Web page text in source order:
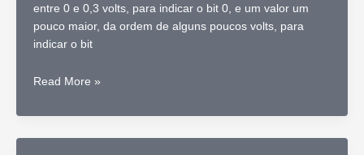
entre 0 e 0,3 volts, para indicar o bit 0, e um valor um
pouco maior, da ordem de alguns poucos volts, para
indicar o bit
Curso
de
Read More »